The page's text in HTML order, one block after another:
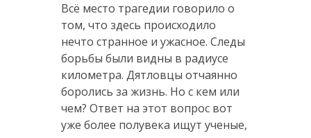
Всё место трагедии говорило о
том, что здесь происходило
нечто странное и ужасное. Следы
борьбы были видны в радиусе
километра. Дятловцы отчаянно
боролись за жизнь. Но с кем или
чем? Ответ на этот вопрос вот
уже более полувека ищут ученые,